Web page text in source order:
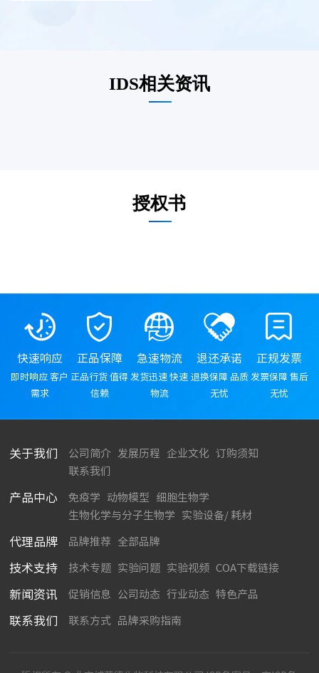
IDS相关资讯
授权书
快速响应
即时响应 客户
需求
正品保障
正品行货 值得
信赖
急速物流
发货迅速 快速
物流
退还承诺
退换保障 品质
无忧
正规发票
发票保障 售后
无忧
关于我们 公司简介 发展历程 企业文化
订购须知
联系我们
产品中心 免疫学 动物模型
细胞生物学
生物化学与分子生物学
实验设备/ 耗材
代理品牌 品牌推荐 全部品牌
技术支持 技术专题 实验问题 实验视频 COA下载链接
新闻资讯 促销信息 公司动态 行业动态 特色产品
联系我们 联系方式 品牌采购指南